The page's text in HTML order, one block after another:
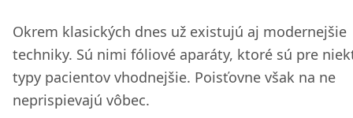
Okrem klasických dnes už existujú aj modernejšie
techniky. Sú nimi fóliové aparáty, ktoré sú pre
typy pacientov vhodnejšie. Poisťovne však na ne
neprispievajú vôbec.